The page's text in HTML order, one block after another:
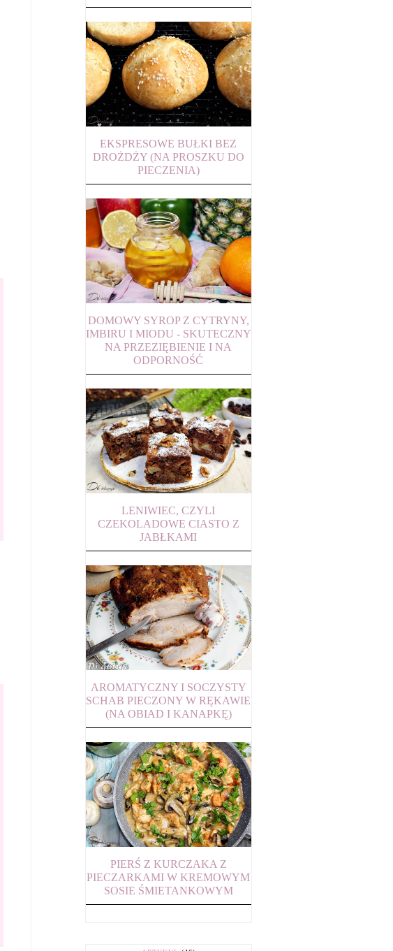
EKSPRESOWE BUŁKI BEZ
DROŻDŻY (NA PROSZKU DO
PIECZENIA)
DOMOWY SYROP Z CYTRYNY,
IMBIRU I MIODU - SKUTECZNY
NA PRZEZIĘBIENIE I NA
ODPORNOŚĆ
LENIWIEC, CZYLI
CZEKOLADOWE CIASTO Z
JABŁKAMI
AROMATYCZNY I SOCZYSTY
SCHAB PIECZONY W RĘKAWIE
(NA OBIAD I KANAPKĘ)
PIERŚ Z KURCZAKA Z
PIECZARKAMI W KREMOWYM
SOSIE ŚMIETANKOWYM